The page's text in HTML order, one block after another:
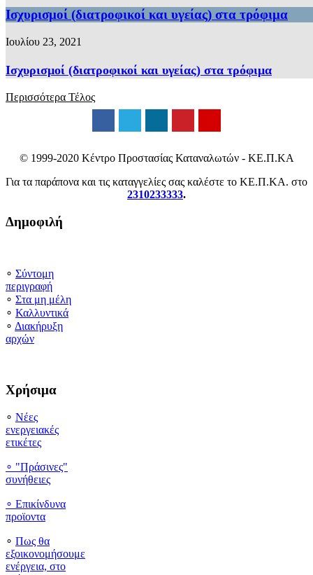
Ισχυρισμοί (διατροφικοί και υγείας) στα τρόφιμα
Ιουλίου 23, 2021
Ισχυρισμοί (διατροφικοί και υγείας) στα τρόφιμα
Περισσότερα Τέλος
© 1999-2020 Κέντρο Προστασίας Καταναλωτών - ΚΕ.Π.ΚΑ
Για τα παράπονα και τις καταγγελίες σας καλέστε το ΚΕ.Π.ΚΑ. στο
2310233333.
Δημοφιλή
∘ Σύντομη
περιγραφή
∘ Στα μη μέλη
∘ Καλλυντικά
∘ Διακήρυξη
αρχών
Χρήσιμα
∘ Νέες
ενεργειακές
ετικέτες
∘ "Πράσινες"
συνήθειες
∘ Επικίνδυνα
προϊοντα
∘ Πως θα
εξοικονομήσουμε
ενέργεια, στο